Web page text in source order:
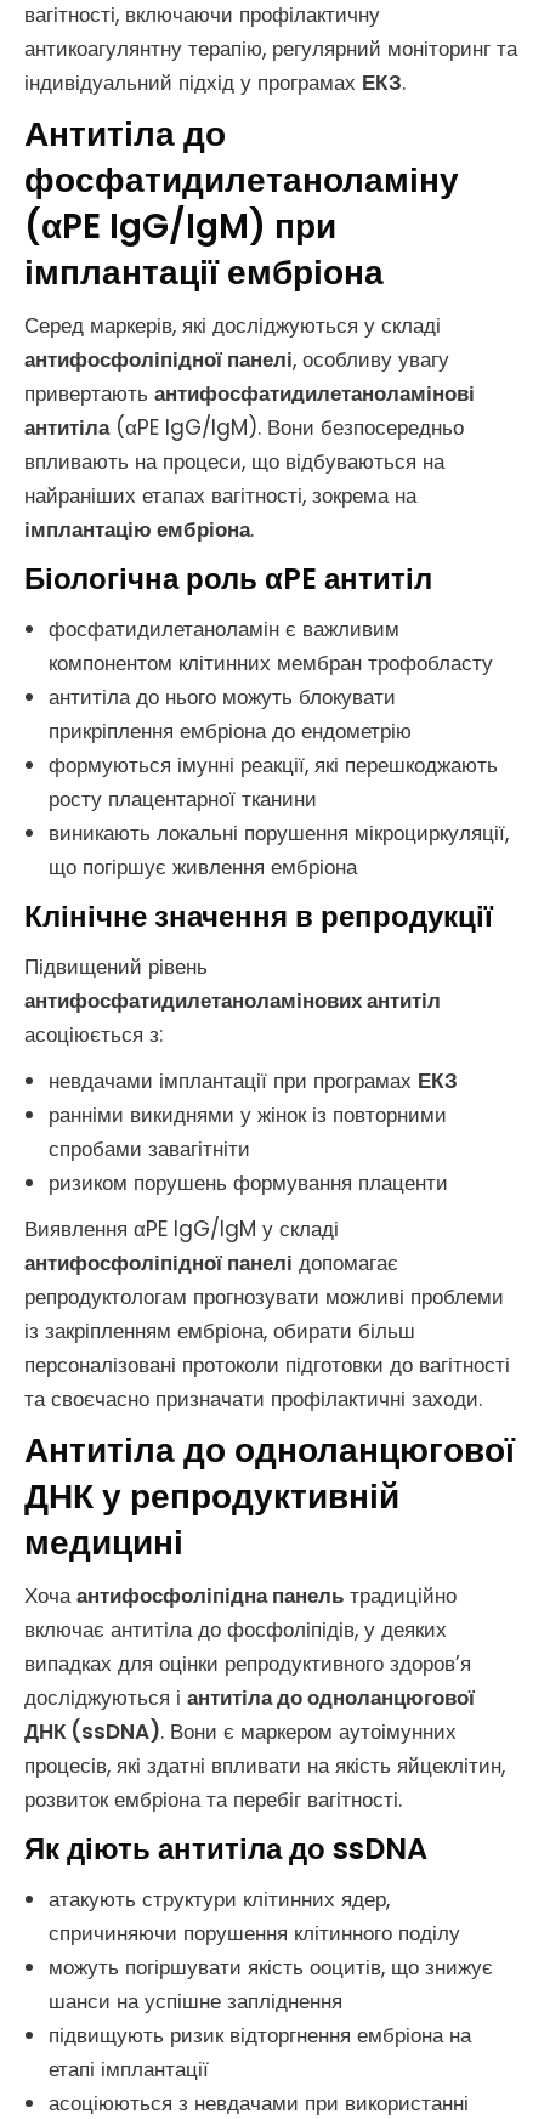
вагітності, включаючи профілактичну
антикоагулянтну терапію, регулярний моніторинг та
індивідуальний підхід у програмах ЕКЗ.
Антитіла до
фосфатидилетаноламіну
(αPE IgG/IgM) при
імплантації ембріона
Серед маркерів, які досліджуються у складі
антифосфоліпідної панелі, особливу увагу
привертають антифосфатидилетаноламінові
антитіла(αPE IgG/IgM). Вони безпосередньо
впливають на процеси, що відбуваються на
найраніших етапах вагітності, зокрема на
імплантацію ембріона.
Біологічна роль αPE антитіл
фосфатидилетаноламін є важливим
компонентом клітинних мембран трофобласту
антитіла до нього можуть блокувати
прикріплення ембріона до ендометрію
формуються імунні реакції, які перешкоджають
росту плацентарної тканини
виникають локальні порушення мікроциркуляції,
що погіршує живлення ембріона
Клінічне значення в репродукції
Підвищений рівень
антифосфатидилетаноламінових антитіл
асоціюється з:
невдачами імплантації при програмах ЕКЗ
ранніми викиднями у жінок із повторними
спробами завагітніти
ризиком порушень формування плаценти
Виявлення αPE IgG/IgM у складі
антифосфоліпідної панелі допомагає
репродуктологам прогнозувати можливі проблеми
із закріпленням ембріона, обирати більш
персоналізовані протоколи підготовки до вагітності
та своєчасно призначати профілактичні заходи.
Антитіла до одноланцюгової
ДНК у репродуктивній
медицині
Хочаантифосфоліпідна панель традиційно
включає антитіла до фосфоліпідів, у деяких
випадках для оцінки репродуктивного здоров’я
досліджуються і антитіла до одноланцюгової
ДНК (ssDNA). Вони є маркером аутоімунних
процесів, які здатні впливати на якість яйцеклітин,
розвиток ембріона та перебіг вагітності.
Як діють антитіла до ssDNA
атакують структури клітинних ядер,
спричиняючи порушення клітинного поділу
можуть погіршувати якість ооцитів, що знижує
шанси на успішне запліднення
підвищують ризик відторгнення ембріона на
етапі імплантації
асоціюються з невдачами при використанні